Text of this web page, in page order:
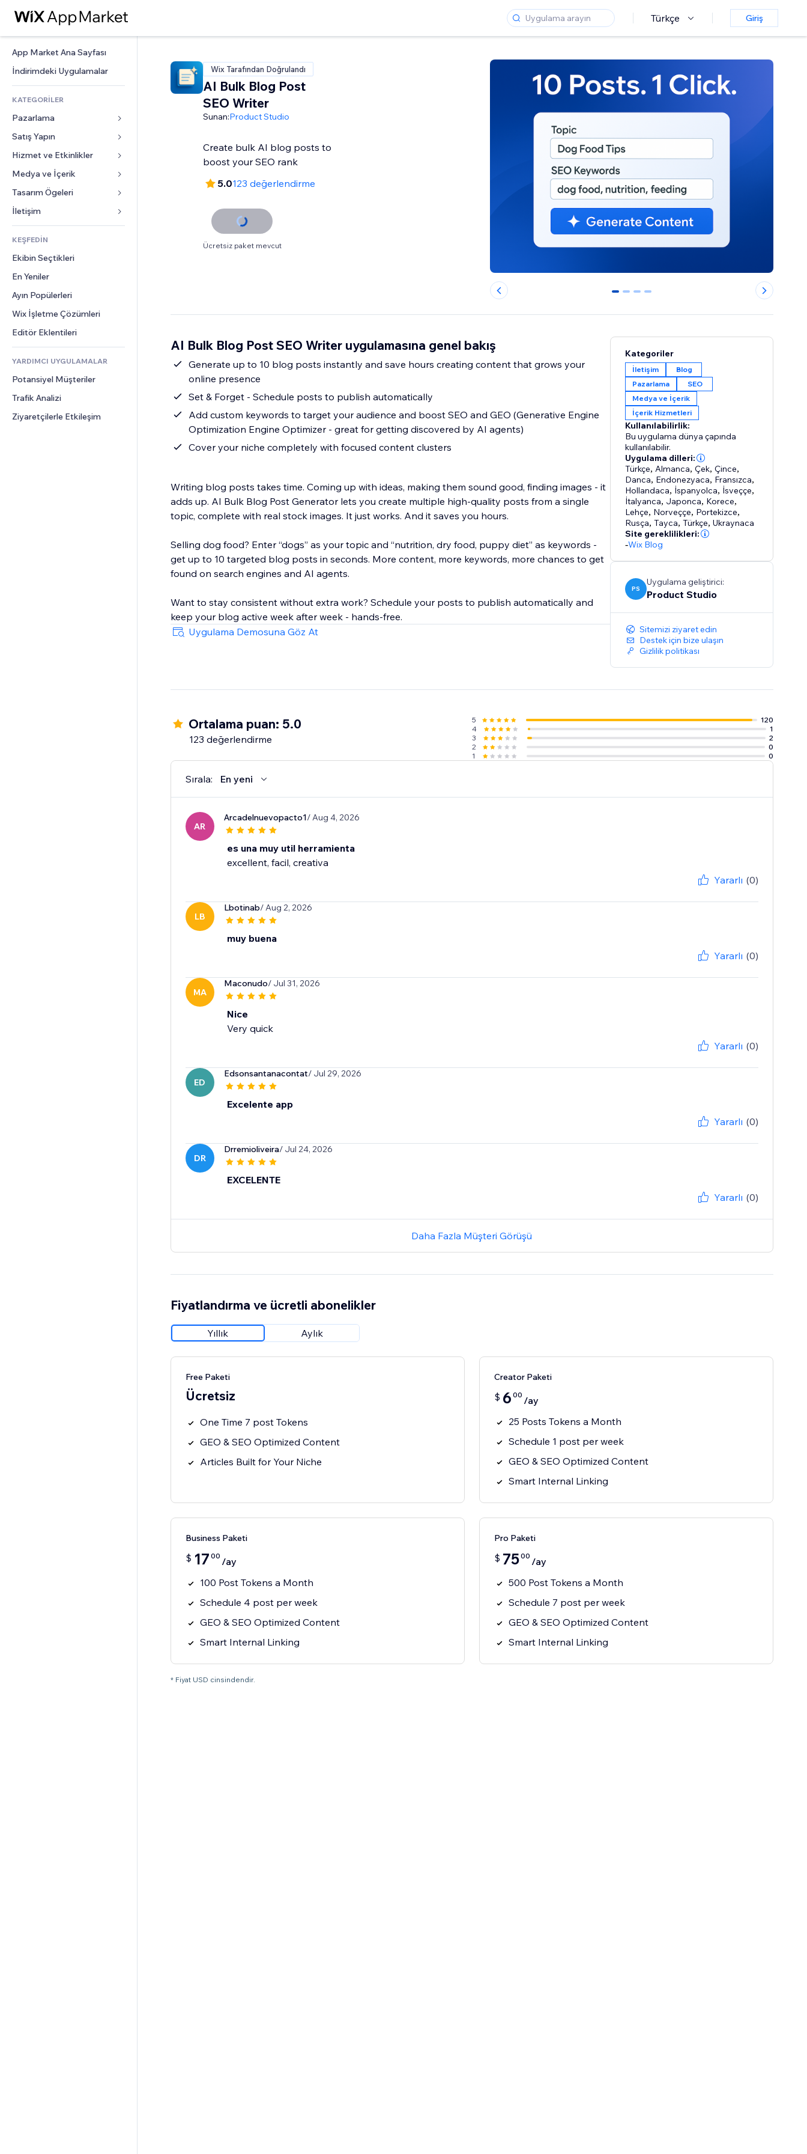
Türkçe Giriş
App Market Ana Sayfası
İndirimdeki Uygulamalar
KATEGORİLER
Pazarlama
Reklamlar
Mobil
Site Analizleri
Sosyal Ağ
Site Listeleri
E-posta
Satış Yapın
Mağazalar için uygulamalar
Gönderim ve Teslimat
Satış Düğmeleri
Muhasebe
Kuponlar ve Müşteri Sadakati
Depolama Çözümleri
Hizmet ve Etkinlikler
Oteller
Etkinlikler
Restoranlar
Emlak
Randevular
Medya ve İçerik
Galeri
Müzik
Podcast
Fotoğrafçılık
Video
PDF
Dosya Paylaşımı
Haberler
Tasarım Ögeleri
Haritalar ve Navigasyon
Gizlilik ve Güvenlik
Saat
Sayfa Şablonları
Görüntü Efektleri
Düğmeler ve Menüler
Afişler ve Rozetler
Hesap Makineleri
Arama
Hava Durumu
Grafik ve Tablolar
Formlar
Blog
Anketler
Sohbet
Yorumlar
Telefon
Topluluk
Değerlendirmeler ve Müşteri
KEŞFEDİN
Ekibin Seçtikleri
En Yeniler
Ayın Popülerleri
Wix İşletme Çözümleri
Editör Eklentileri
YARDIMCI UYGULAMALAR
Potansiyel Müşteriler
Trafik Analizi
Ziyaretçilerle Etkileşim
Wix Tarafından Doğrulandı
AI Bulk Blog Post
SEO Writer
Sunan:Product Studio
Create bulk AI blog posts to
boost your SEO rank
5.0123 değerlendirme
Ücretsiz paket mevcut
0 1 2 3
AI Bulk Blog Post SEO Writer uygulamasına genel bakış
Generate up to 10 blog posts instantly and save hours creating content that grows your
online presence
Set & Forget - Schedule posts to publish automatically
Add custom keywords to target your audience and boost SEO and GEO (Generative Engine
Optimization Engine Optimizer - great for getting discovered by AI agents)
Cover your niche completely with focused content clusters
Writing blog posts takes time. Coming up with ideas, making them sound good, finding images - it
adds up. AI Bulk Blog Post Generator lets you create multiple high-quality posts from a single
topic, complete with real stock images. It just works. And it saves you hours.
Selling dog food? Enter “dogs” as your topic and “nutrition, dry food, puppy diet” as keywords -
get up to 10 targeted blog posts in seconds. More content, more keywords, more chances to get
found on search engines and AI agents.
Want to stay consistent without extra work? Schedule your posts to publish automatically and
keep your blog active week after week - hands-free.
Uygulama Demosuna Göz At
Kategoriler
İletişim
Blog
Pazarlama
SEO
Medya ve İçerik
İçerik Hizmetleri
Kullanılabilirlik:
Bu uygulama dünya çapında
kullanılabilir.
Uygulama dilleri:
Türkçe, Almanca,Çek,Çince,
Danca, Endonezyaca, Fransızca,
Hollandaca, İspanyolca, İsveççe,
İtalyanca, Japonca, Korece,
Lehçe, Norveççe, Portekizce,
Rusça,Tayca,Türkçe,Ukraynaca
Site gereklilikleri:
-Wix Blog
PS
Uygulama geliştirici:
Product Studio
Sitemizi ziyaret edin
Destek için bize ulaşın
Gizlilik politikası
Ortalama puan: 5.0
123 değerlendirme
5
120
4
1
3
2
2
0
1
0
Sırala: En yeni
AR
Arcadelnuevopacto1/ Aug 4, 2026
es una muy util herramienta
excellent, facil, creativa
Yararlı (0)
LB
Lbotinab/ Aug 2, 2026
muy buena
Yararlı (0)
MA
Maconudo/ Jul 31, 2026
Nice
Very quick
Yararlı (0)
ED
Edsonsantanacontat/ Jul 29, 2026
Excelente app
Yararlı (0)
DR
Drremioliveira/ Jul 24, 2026
EXCELENTE
Yararlı (0)
Daha Fazla Müşteri Görüşü
Fiyatlandırma ve ücretli abonelikler
Yıllık Aylık
Free Paketi
Ücretsiz
One Time 7 post Tokens
GEO & SEO Optimized Content
Articles Built for Your Niche
Creator Paketi
$ 6 00 /ay
25 Posts Tokens a Month
Schedule 1 post per week
GEO & SEO Optimized Content
Smart Internal Linking
Business Paketi
$ 17 00 /ay
100 Post Tokens a Month
Schedule 4 post per week
GEO & SEO Optimized Content
Smart Internal Linking
Pro Paketi
$ 7500 /ay
500 Post Tokens a Month
Schedule 7 post per week
GEO & SEO Optimized Content
Smart Internal Linking
* Fiyat USD cinsindendir.